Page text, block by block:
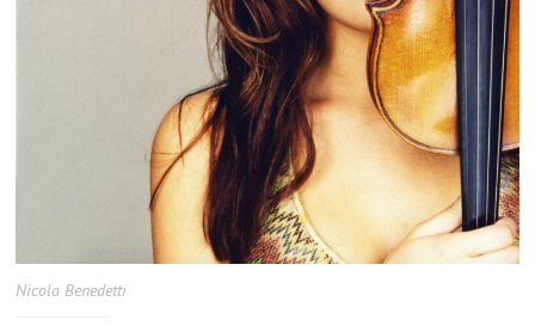
Nicola Benedetti